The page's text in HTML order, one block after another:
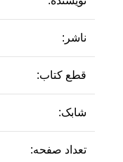
ناشر:
قطع کتاب:
شابک:
تعداد صفحه: